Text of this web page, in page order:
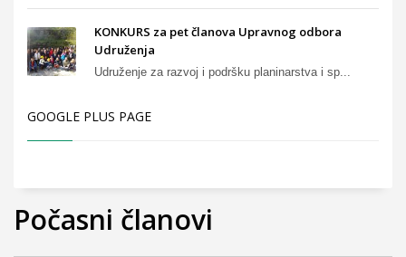
KONKURS za pet članova Upravnog odbora
Udruženja
Udruženje za razvoj i podršku planinarstva i sp...
GOOGLE PLUS PAGE
Počasni članovi